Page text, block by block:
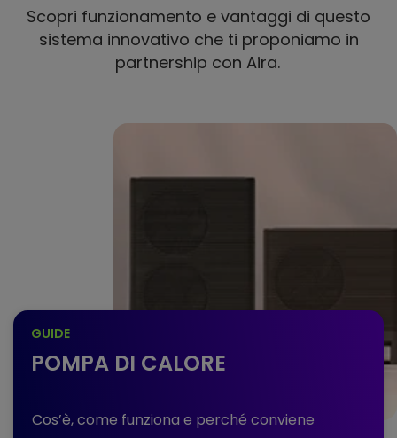
Scopri funzionamento e vantaggi di questo
sistema innovativo che ti proponiamo in
partnership con Aira.
GUIDE
POMPA DI CALORE
Cos’è, come funziona e perché conviene